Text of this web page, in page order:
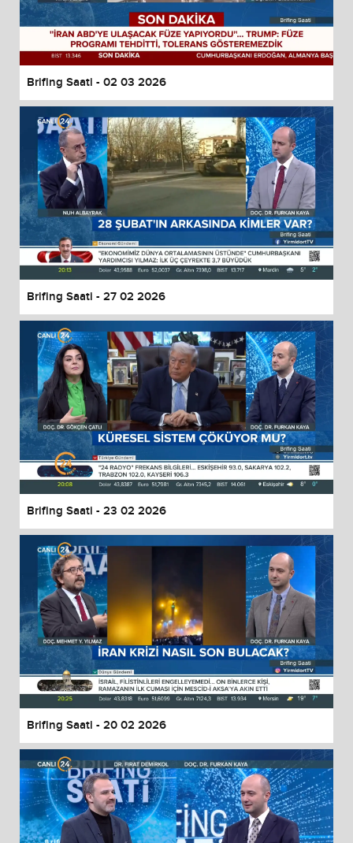
Brifing Saati - 02 03 2026
Brifing Saati - 27 02 2026
Brifing Saati - 23 02 2026
Brifing Saati - 20 02 2026